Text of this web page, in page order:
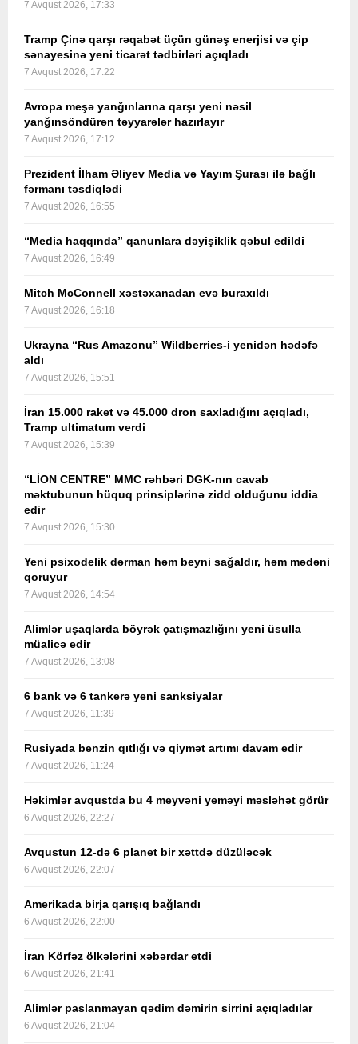
7 Avqust 2026, 17:33
Tramp Çinə qarşı rəqabət üçün günəş enerjisi və çip
sənayesinə yeni ticarət tədbirləri açıqladı
7 Avqust 2026, 17:22
Avropa meşə yanğınlarına qarşı yeni nəsil
yanğınsöndürən təyyarələr hazırlayır
7 Avqust 2026, 17:12
Prezident İlham Əliyev Media və Yayım Şurası ilə bağlı
fərmanı təsdiqlədi
7 Avqust 2026, 16:55
“Media haqqında” qanunlara dəyişiklik qəbul edildi
7 Avqust 2026, 16:49
Mitch McConnell xəstəxanadan evə buraxıldı
7 Avqust 2026, 16:18
Ukrayna “Rus Amazonu” Wildberries-i yenidən hədəfə
aldı
7 Avqust 2026, 15:51
İran 15.000 raket və 45.000 dron saxladığını açıqladı,
Tramp ultimatum verdi
7 Avqust 2026, 15:39
“LİON CENTRE” MMC rəhbəri DGK-nın cavab
məktubunun hüquq prinsiplərinə zidd olduğunu iddia
edir
7 Avqust 2026, 15:30
Yeni psixodelik dərman həm beyni sağaldır, həm mədəni
qoruyur
7 Avqust 2026, 14:54
Alimlər uşaqlarda böyrək çatışmazlığını yeni üsulla
müalicə edir
7 Avqust 2026, 13:08
6 bank və 6 tankerə yeni sanksiyalar
7 Avqust 2026, 11:39
Rusiyada benzin qıtlığı və qiymət artımı davam edir
7 Avqust 2026, 11:24
Həkimlər avqustda bu 4 meyvəni yeməyi məsləhət görür
6 Avqust 2026, 22:27
Avqustun 12-də 6 planet bir xəttdə düzüləcək
6 Avqust 2026, 22:07
Amerikada birja qarışıq bağlandı
6 Avqust 2026, 22:00
İran Körfəz ölkələrini xəbərdar etdi
6 Avqust 2026, 21:41
Alimlər paslanmayan qədim dəmirin sirrini açıqladılar
6 Avqust 2026, 21:04